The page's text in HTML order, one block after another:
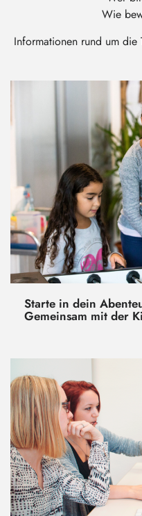
Wie
Informationen rund um die
Starte in dein
Gemeinsam mit der